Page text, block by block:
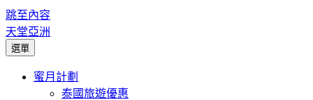
跳至內容
天堂亞洲
選單
蜜月計劃
泰國旅遊優惠